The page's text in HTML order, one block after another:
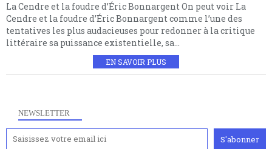
La Cendre et la foudre d’Éric Bonnargent On peut voir La
Cendre et la foudre d’Éric Bonnargent comme l’une des
tentatives les plus audacieuses pour redonner à la critique
littéraire sa puissance existentielle, sa...
EN SAVOIR PLUS
NEWSLETTER